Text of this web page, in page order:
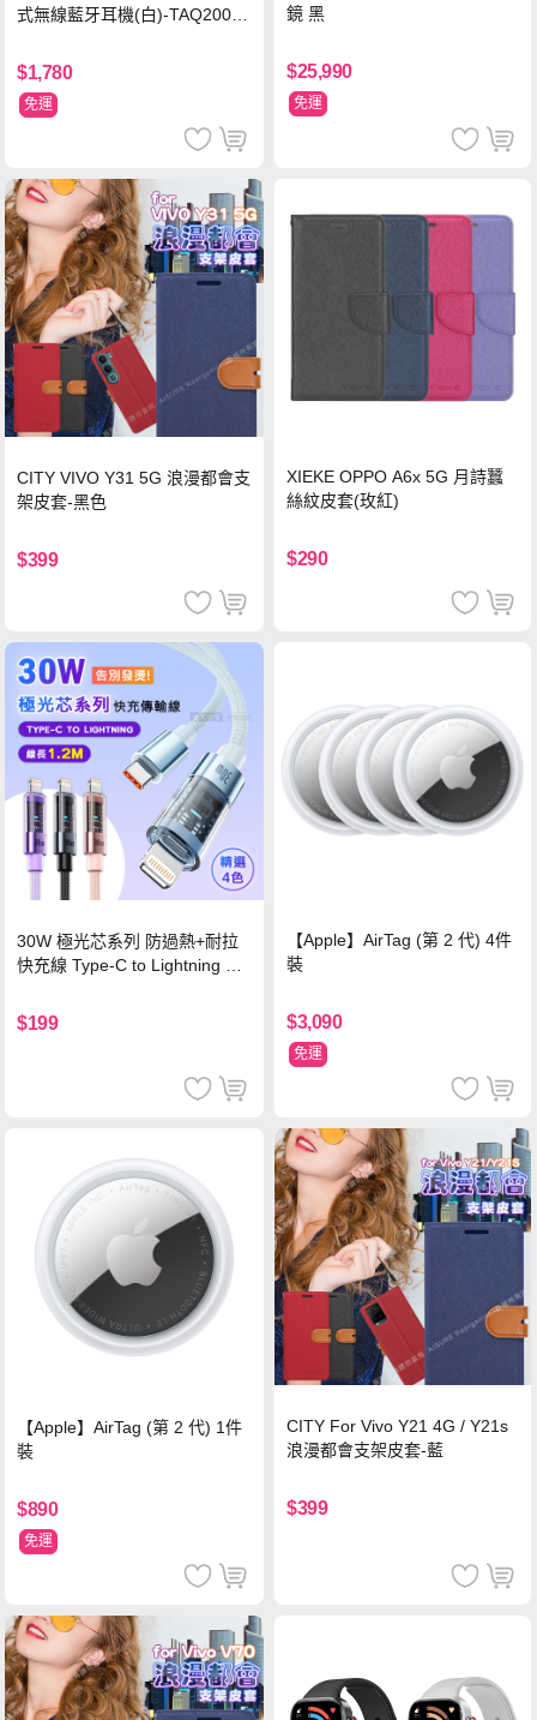
式無線藍牙耳機(白)-TAQ2000
$1,780
免運
鏡 黑
$25,990
免運
CITY VIVO Y31 5G 浪漫都會支
架皮套-黑色
$399
XIEKE OPPO A6x 5G 月詩蠶
絲紋皮套(玫紅)
$290
30W 極光芯系列 防過熱+耐拉
快充線 Type-C to Lightning 傳
$199
【Apple】AirTag (第 2 代) 4件
裝
$3,090
免運
【Apple】AirTag (第 2 代) 1件
裝
$890
免運
CITY For Vivo Y21 4G / Y21s
浪漫都會支架皮套-藍
$399